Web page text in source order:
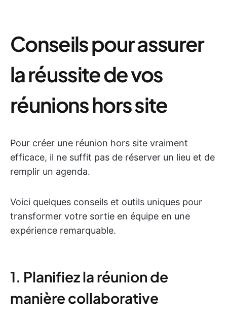
Conseils pour assurer
la réussite de vos
réunions hors site
Pour créer une réunion hors site vraiment
efficace, il ne suffit pas de réserver un lieu et de
remplir un agenda.
Voici quelques conseils et outils uniques pour
transformer votre sortie en équipe en une
expérience remarquable.
1. Planifiez la réunion de
manière collaborative